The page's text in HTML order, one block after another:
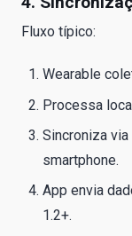
Fluxo típico:
Wearable
Processa
Sincroniza
smartphone.
App envia
1.2+.